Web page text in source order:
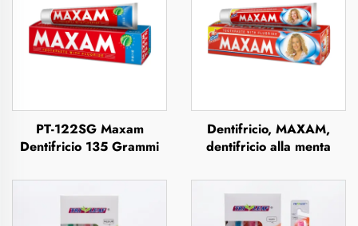
PT-122SG Maxam
Dentifricio 135 Grammi
Dentifricio, MAXAM,
dentifricio alla menta